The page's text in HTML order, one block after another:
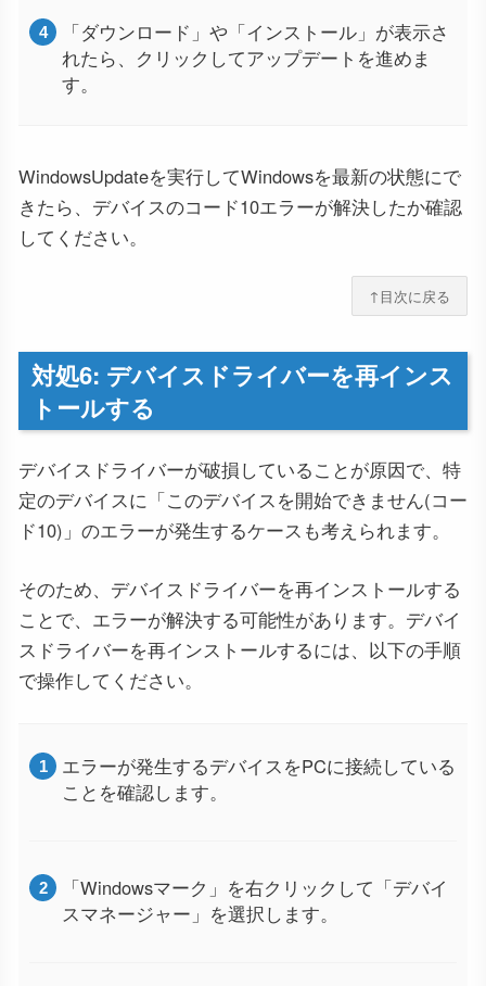
「ダウンロード」や「インストール」が表示さ
れたら、クリックしてアップデートを進めま
す。
WindowsUpdateを実行してWindowsを最新の状態にで
きたら、デバイスのコード10エラーが解決したか確認
してください。
↑目次に戻る
対処6: デバイスドライバーを再インス
トールする
デバイスドライバーが破損していることが原因で、特
定のデバイスに「このデバイスを開始できません(コー
ド10)」のエラーが発生するケースも考えられます。
そのため、デバイスドライバーを再インストールする
ことで、エラーが解決する可能性があります。デバイ
スドライバーを再インストールするには、以下の手順
で操作してください。
エラーが発生するデバイスをPCに接続している
ことを確認します。
「Windowsマーク」を右クリックして「デバイ
スマネージャー」を選択します。